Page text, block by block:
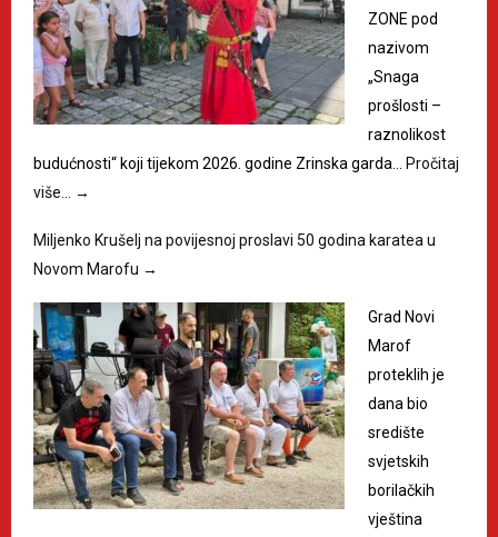
ZONE pod
nazivom
„Snaga
prošlosti –
raznolikost
budućnosti“ koji tijekom 2026. godine Zrinska garda… Pročitaj
više…
→
Miljenko Krušelj na povijesnoj proslavi 50 godina karatea u
Novom Marofu →
Grad Novi
Marof
proteklih je
dana bio
središte
svjetskih
borilačkih
vještina